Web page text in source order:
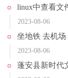
linux中查看文件
2023-08-06
坐地铁 去机
2023-08-06
蓬安县新时代文明实践石孔